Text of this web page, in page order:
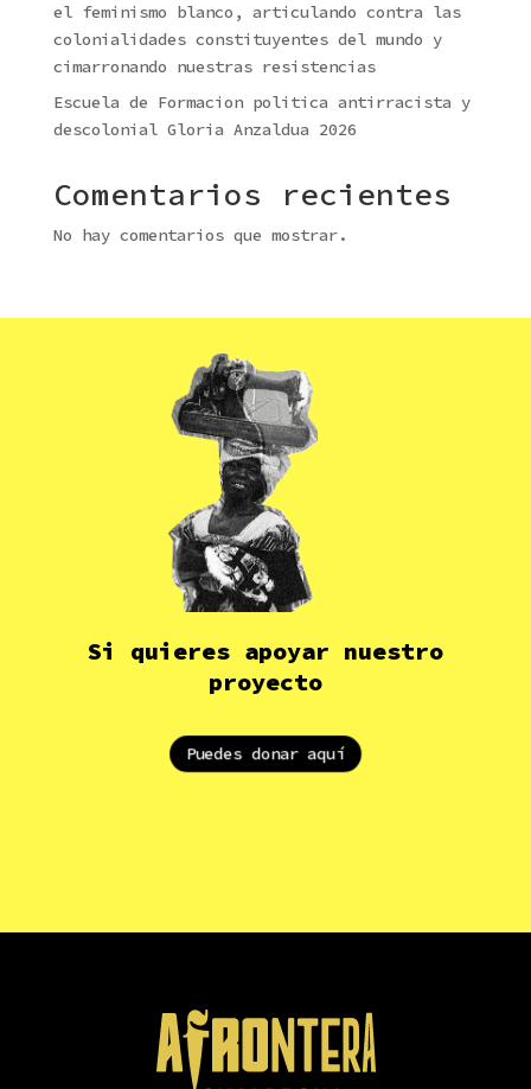
el feminismo blanco, articulando contra las
colonialidades constituyentes del mundo y
cimarronando nuestras resistencias
Escuela de Formacion politica antirracista y
descolonial Gloria Anzaldua 2026
Comentarios recientes
No hay comentarios que mostrar.
Si quieres apoyar nuestro
proyecto
Puedes donar aquí